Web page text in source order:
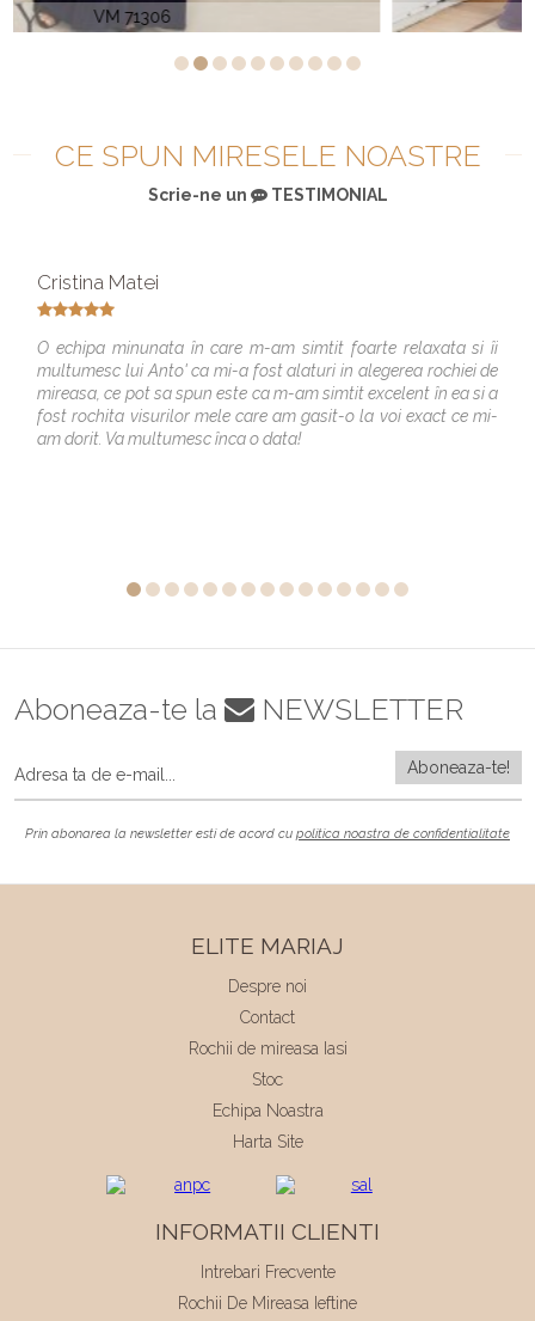
Rochie de soacra MGNY 72717
CE SPUN MIRESELE NOASTRE
Scrie-ne un TESTIMONIAL
Cristina Matei
O echipa minunata în care m-am simtit foarte relaxata si îi
multumesc lui Anto' ca mi-a fost alaturi in alegerea rochiei de
mireasa, ce pot sa spun este ca m-am simtit excelent în ea si a
fost rochita visurilor mele care am gasit-o la voi exact ce mi-
am dorit. Va multumesc înca o data!
Aboneaza-te la NEWSLETTER
Prin abonarea la newsletter esti de acord cu politica noastra de confidentialitate
ELITE MARIAJ
Despre noi
Contact
Rochii de mireasa Iasi
Stoc
Echipa Noastra
Harta Site
INFORMATII CLIENTI
Intrebari Frecvente
Rochii De Mireasa Ieftine